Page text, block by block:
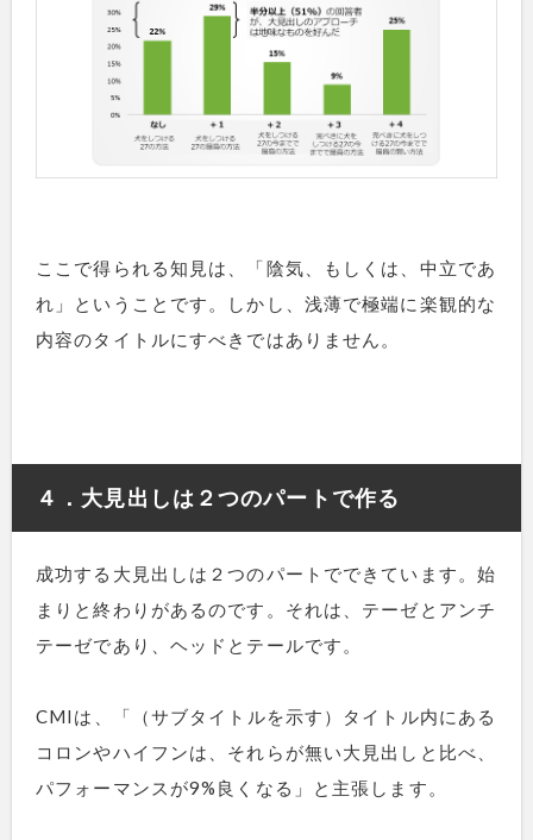
ここで得られる知見は、「陰気、もしくは、中立であ
れ」ということです。しかし、浅薄で極端に楽観的な
内容のタイトルにすべきではありません。
４．大見出しは２つのパートで作る
成功する大見出しは２つのパートでできています。始
まりと終わりがあるのです。それは、テーゼとアンチ
テーゼであり、ヘッドとテールです。
CMIは、「（サブタイトルを示す）タイトル内にある
コロンやハイフンは、それらが無い大見出しと比べ、
パフォーマンスが9%良くなる」と主張します。